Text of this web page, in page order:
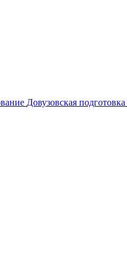
Довузовская подготовка